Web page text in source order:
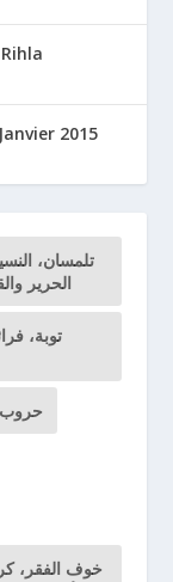
2015
تلمسان،
الحرير
توبة،
حروب
خوف الفقر،